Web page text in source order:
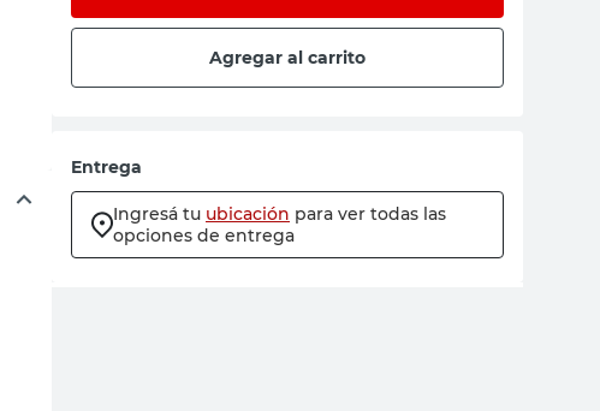
Agregar al carrito
Entrega
Ingresá tu ubicación para ver todas las
opciones de entrega